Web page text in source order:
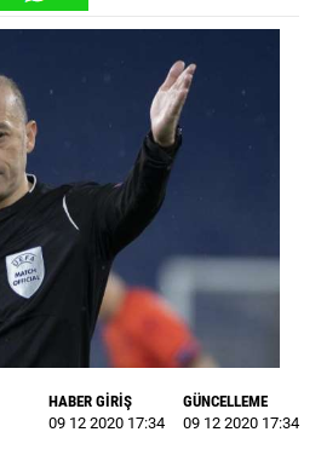
HABER GİRİŞ
09 12 2020 17:34
GÜNCELLEME
09 12 2020 17:34